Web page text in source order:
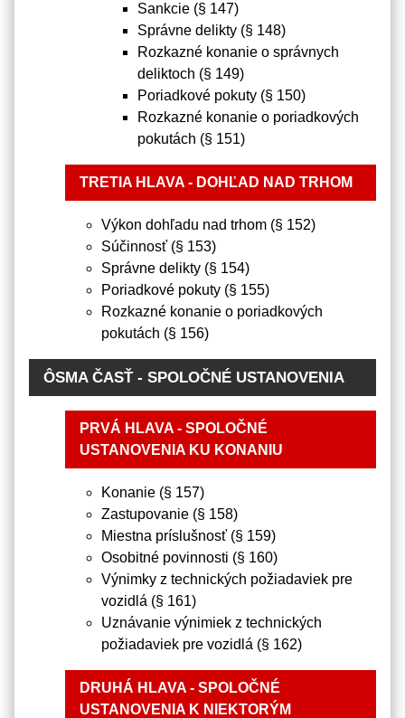
Sankcie (§ 147)
Správne delikty (§ 148)
Rozkazné konanie o správnych
deliktoch (§ 149)
Poriadkové pokuty (§ 150)
Rozkazné konanie o poriadkových
pokutách (§ 151)
TRETIA HLAVA - DOHĽAD NAD TRHOM
Výkon dohľadu nad trhom (§ 152)
Súčinnosť (§ 153)
Správne delikty (§ 154)
Poriadkové pokuty (§ 155)
Rozkazné konanie o poriadkových
pokutách (§ 156)
ÔSMA ČASŤ - SPOLOČNÉ USTANOVENIA
PRVÁ HLAVA - SPOLOČNÉ
USTANOVENIA KU KONANIU
Konanie (§ 157)
Zastupovanie (§ 158)
Miestna príslušnosť (§ 159)
Osobitné povinnosti (§ 160)
Výnimky z technických požiadaviek pre
vozidlá (§ 161)
Uznávanie výnimiek z technických
požiadaviek pre vozidlá (§ 162)
DRUHÁ HLAVA - SPOLOČNÉ
USTANOVENIA K NIEKTORÝM